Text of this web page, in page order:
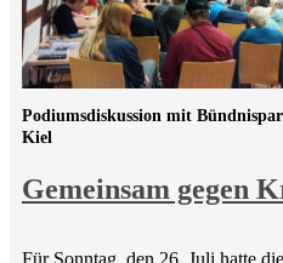
Gemeinsam gegen
Podiumsdiskussion mit
Kiel